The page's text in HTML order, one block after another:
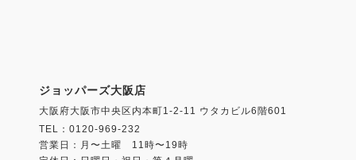
ジョッパーズ大阪店
大阪府大阪市中央区内本町1-2-11 ウタカビル6階601
TEL：0120-969-232
営業日：月〜土曜 11時〜19時